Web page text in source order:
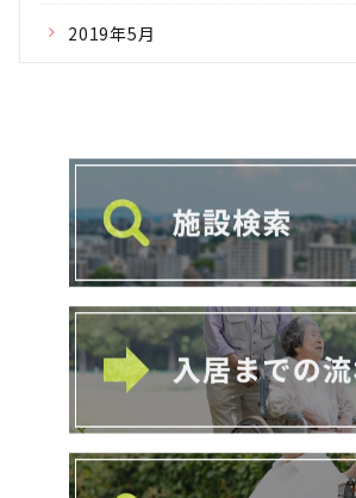
2019年5月